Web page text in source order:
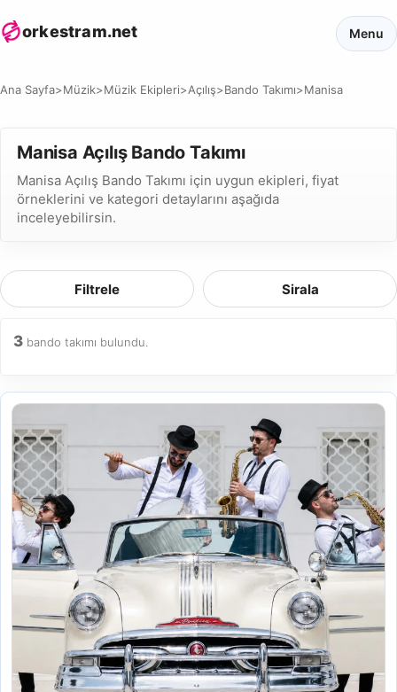
orkestram.net Menu
Ana Sayfa>Müzik>Müzik Ekipleri>Açılış>Bando Takımı>Manisa
Manisa Açılış Bando Takımı
Manisa Açılış Bando Takımı için uygun ekipleri, fiyat
örneklerini ve kategori detaylarını aşağıda
inceleyebilirsin.
Filtrele Sirala
3 bando takımı bulundu.